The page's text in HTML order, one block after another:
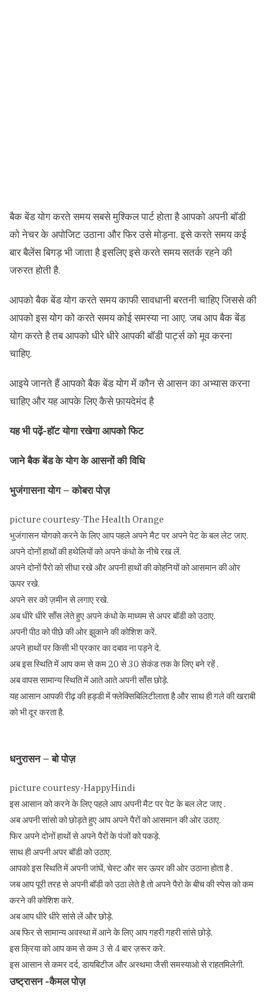
बैक बेंड योग करते समय सबसे मुश्किल पार्ट होता है आपको अपनी बॉडी
को नेचर के अपोजिट उठाना और फिर उसे मोड़ना. इसे करते समय कई
बार बैलेंस बिगड़ भी जाता है इसलिए इसे करते समय सतर्क रहने की
जरुरत होती है.
आपको बैक बेंड योग करते समय काफी सावधानी बरतनी चाहिए जिससे की
आपको इस योग को करते समय कोई समस्या ना आए. जब आप बैक बेंड
योग करते है तब आपको धीरे धीरे आपकी बॉडी पार्ट्स को मूव करना
चाहिए.
आइये जानते हैं आपको बैक बेंड योग में कौन से आसन का अभ्यास करना
चाहिए और यह आपके लिए कैसे फ़ायदेमंद है
यह भी पढ़ें-हॉट योगा रखेगा आपको फिट
जाने बैक बेंड के योग के आसनों की विधि
भुजंगासना योग – कोबरा पोज़
picture courtesy-The Health Orange
भुजंगासन योगको करने के लिए आप पहले अपने मैट पर अपने पेट के बल लेट जाए.
अपने दोनों हाथों की हथेलियों को अपने कंधो के नीचे रख लें.
अपने दोनों पैरो को सीधा रखे और अपनी हाथों की कोहनियों को आसमान की ओर
ऊपर रखे.
अपने सर को ज़मीन से लगाए रखे.
अब धीरे धीरे साँस लेते हुए अपने कंधो के माध्यम से अपर बॉडी को उठाए.
अपनी पीठ को पीछे की ओर झुकाने की कोशिश करें.
अपने हाथों पर किसी भी प्रकार का दबाव ना पड़ने दे.
अब इस स्थिति में आप कम से कम 20 से 30 सेकंड तक के लिए बने रहें .
अब वापस सामान्य स्थिति में आते आते अपनी साँस छोड़े.
यह आसान आपकी रीढ़ की हड्डी में फ्लेक्सिबिलिटीलाता है और साथ ही गले की खराबी
को भी दूर करता है.
धनुरासन –बोपोज़
picture courtesy-HappyHindi
इस आसान को करने के लिए पहले आप अपनी मैट पर पेट के बल लेट जाए .
अब अपनी सांसो को छोड़ते हुए आप अपने पैरों को आसमान की ओर उठाए.
फिर अपने दोनों हाथों से अपने पैरों के पंजों को पकड़े.
साथ ही अपनी अपर बॉडी को उठाए.
आपको इस स्थिति में अपनी जांघें, चेस्ट और सर ऊपर की ओर उठाना होता है .
जब आप पूरी तरह से अपनी बॉडी को उठा लेते है तो अपने पैरो के बीच की स्पेस को कम
करने की कोशिश करे.
अब आप धीरे धीरे सांसे लें और छोड़े.
अब फिर से सामान्य अवस्था में आने के लिए आप गहरी गहरी सांसे छोड़े.
इस क्रिया को आप कम से कम 3 से 4 बार ज़रूर करे.
इस आसान से कमर दर्द, डायबिटीज और अस्थमा जैसी समस्याओ से राहतमिलेगी.
उष्ट्रासन -कैमल पोज़